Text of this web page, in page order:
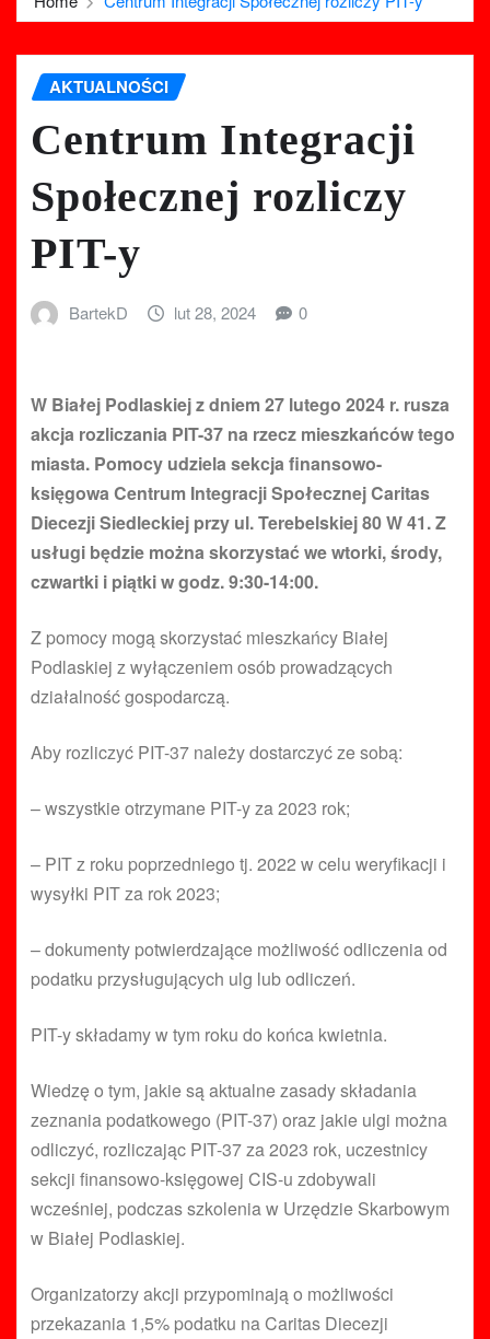
AKTUALNOŚCI
Centrum Integracji
Społecznej rozliczy
PIT-y
BartekD lut 28, 2024 0
W Białej Podlaskiej z dniem 27 lutego 2024 r. rusza
akcja rozliczania PIT-37 na rzecz mieszkańców tego
miasta. Pomocy udziela sekcja finansowo-
księgowa Centrum Integracji Społecznej Caritas
Diecezji Siedleckiej przy ul. Terebelskiej 80 W 41. Z
usługi będzie można skorzystać we wtorki, środy,
czwartki i piątki w godz. 9:30-14:00.
Z pomocy mogą skorzystać mieszkańcy Białej
Podlaskiej z wyłączeniem osób prowadzących
działalność gospodarczą.
Aby rozliczyć PIT-37 należy dostarczyć ze sobą:
– wszystkie otrzymane PIT-y za 2023 rok;
– PIT z roku poprzedniego tj. 2022 w celu weryfikacji i
wysyłki PIT za rok 2023;
– dokumenty potwierdzające możliwość odliczenia od
podatku przysługujących ulg lub odliczeń.
PIT-y składamy w tym roku do końca kwietnia.
Wiedzę o tym, jakie są aktualne zasady składania
zeznania podatkowego (PIT-37) oraz jakie ulgi można
odliczyć, rozliczając PIT-37 za 2023 rok, uczestnicy
sekcji finansowo-księgowej CIS-u zdobywali
wcześniej, podczas szkolenia w Urzędzie Skarbowym
w Białej Podlaskiej.
Organizatorzy akcji przypominają o możliwości
przekazania 1,5% podatku na Caritas Diecezji